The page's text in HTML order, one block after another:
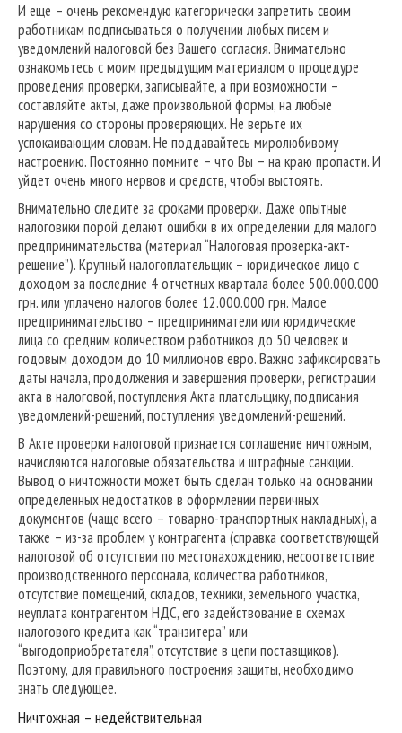
И еще – очень рекомендую категорически запретить своим
работникам подписываться о получении любых писем и
уведомлений налоговой без Вашего согласия. Внимательно
ознакомьтесь с моим предыдущим материалом о процедуре
проведения проверки, записывайте, а при возможности –
составляйте акты, даже произвольной формы, на любые
нарушения со стороны проверяющих. Не верьте их
успокаивающим словам. Не поддавайтесь миролюбивому
настроению. Постоянно помните – что Вы – на краю пропасти. И
уйдет очень много нервов и средств, чтобы выстоять.
Внимательно следите за сроками проверки. Даже опытные
налоговики порой делают ошибки в их определении для малого
предпринимательства (материал “Налоговая проверка-акт-
решение”). Крупный налогоплательщик – юридическое лицо с
доходом за последние 4 отчетных квартала более 500.000.000
грн. или уплачено налогов более 12.000.000 грн. Малое
предпринимательство – предприниматели или юридические
лица со средним количеством работников до 50 человек и
годовым доходом до 10 миллионов евро. Важно зафиксировать
даты начала, продолжения и завершения проверки, регистрации
акта в налоговой, поступления Акта плательщику, подписания
уведомлений-решений, поступления уведомлений-решений.
В Акте проверки налоговой признается соглашение ничтожным,
начисляются налоговые обязательства и штрафные санкции.
Вывод о ничтожности может быть сделан только на основании
определенных недостатков в оформлении первичных
документов (чаще всего – товарно-транспортных накладных), а
также – из-за проблем у контрагента (справка соответствующей
налоговой об отсутствии по местонахождению, несоответствие
производственного персонала, количества работников,
отсутствие помещений, складов, техники, земельного участка,
неуплата контрагентом НДС, его задействование в схемах
налогового кредита как “транзитера” или
“выгодоприобретателя”, отсутствие в цепи поставщиков).
Поэтому, для правильного построения защиты, необходимо
знать следующее.
Ничтожная – недействительная